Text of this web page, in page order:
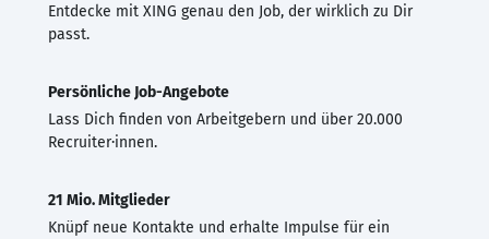
Entdecke mit XING genau den Job, der wirklich zu Dir
passt.
Persönliche Job-Angebote
Lass Dich finden von Arbeitgebern und über 20.000
Recruiter·innen.
21 Mio. Mitglieder
Knüpf neue Kontakte und erhalte Impulse für ein